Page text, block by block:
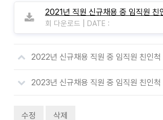
2021년 직원 신규채용 중 임직원
회 다운로드 DATE :
2022년 신규채용 직원 중 임직원 친인
2023년 신규채용 직원 중 임직원 친인
수정 삭제